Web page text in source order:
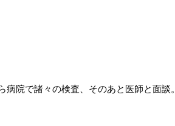
院で諸々の検査、そのあと医師と面談。